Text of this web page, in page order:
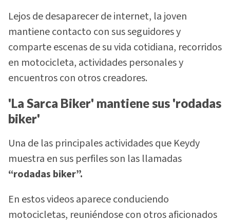
Lejos de desaparecer de internet, la joven
mantiene contacto con sus seguidores y
comparte escenas de su vida cotidiana, recorridos
en motocicleta, actividades personales y
encuentros con otros creadores.
'La Sarca Biker' mantiene sus 'rodadas
biker'
Una de las principales actividades que Keydy
muestra en sus perfiles son las llamadas
“rodadas biker”.
En estos videos aparece conduciendo
motocicletas, reuniéndose con otros aficionados